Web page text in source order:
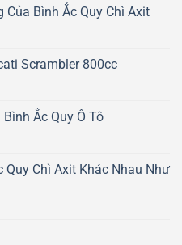
Của Bình Ắc Quy Chì Axit
Scrambler 800cc
Ắc Quy Ô Tô
Quy Chì Axit Khác Nhau Như